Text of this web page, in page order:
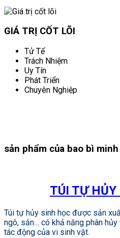
GIÁ TRỊ CỐT LÕI
Tử Tế
Trách Nhiệm
Uy Tín
Phát Triển
Chuyên Nghiệp
sản phẩm của bao bì
TÚI TỰ
Túi tự hủy sinh học được sản
ngô, sắn… có khả năng phân
tác động của vi sinh vật.